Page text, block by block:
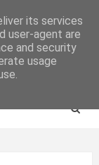
its services
user-agent are
and security
usage